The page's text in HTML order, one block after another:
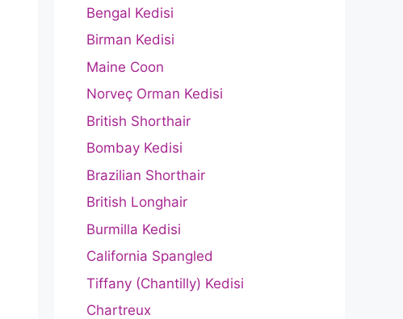
Bengal Kedisi
Birman Kedisi
Maine Coon
Norveç Orman Kedisi
British Shorthair
Bombay Kedisi
Brazilian Shorthair
British Longhair
Burmilla Kedisi
California Spangled
Tiffany (Chantilly) Kedisi
Chartreux